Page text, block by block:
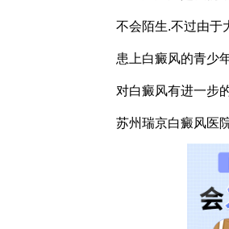
不会陌生.不过由于
患上白癜风的青少
对白癜风有进一步
苏州瑞京白癜风医